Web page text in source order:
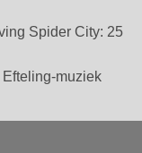
Spider City: 25
muziek